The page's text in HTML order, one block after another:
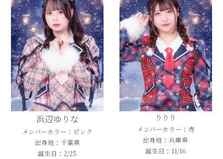
浜辺ゆりな
メンバーカラー：ピンク
出身地：千葉県
誕生日：2/25
りりり
メンバーカラー：赤
出身地：兵庫県
誕生日：11/16